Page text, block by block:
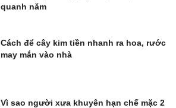
quanh năm
Cách để cây kim tiền nhanh ra hoa, rước
may mắn vào nhà
Vì sao người xưa khuyên hạn chế mặc 2